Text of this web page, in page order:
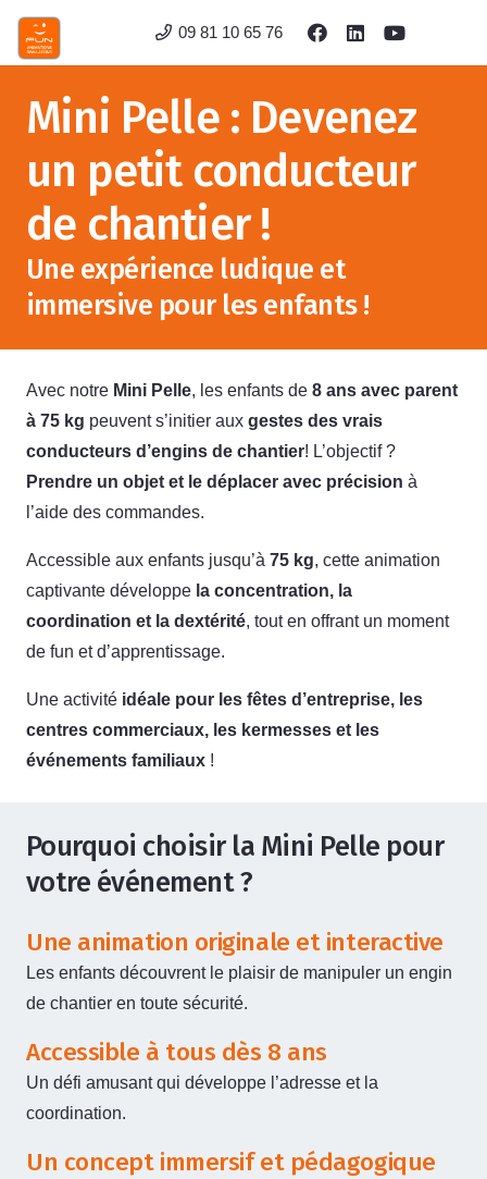
09 81 10 65 76
Mini Pelle : Devenez
un petit conducteur
de chantier !
Une expérience ludique et
immersive pour les enfants !
Avec notre Mini Pelle, les enfants de 8 ans avec parent
à 75 kg peuvent s’initier aux gestes des vrais
conducteurs d’engins de chantier! L’objectif ?
Prendre un objet et le déplacer avec précision à
l’aide des commandes.
Accessible aux enfants jusqu’à 75 kg, cette animation
captivante développe la concentration, la
coordination et la dextérité, tout en offrant un moment
de fun et d’apprentissage.
Une activité idéale pour les fêtes d’entreprise, les
centres commerciaux, les kermesses et les
événements familiaux !
Pourquoi choisir la Mini Pelle pour
votre événement ?
Une animation originale et interactive
Les enfants découvrent le plaisir de manipuler un engin
de chantier en toute sécurité.
Accessible à tous dès 8 ans
Un défi amusant qui développe l’adresse et la
coordination.
Un concept immersif et pédagogique